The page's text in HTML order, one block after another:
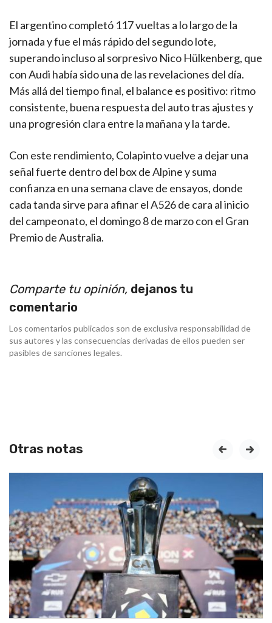
El argentino completó 117 vueltas a lo largo de la
jornada y fue el más rápido del segundo lote,
superando incluso al sorpresivo Nico Hülkenberg, que
con Audi había sido una de las revelaciones del día.
Más allá del tiempo final, el balance es positivo: ritmo
consistente, buena respuesta del auto tras ajustes y
una progresión clara entre la mañana y la tarde.
Con este rendimiento, Colapinto vuelve a dejar una
señal fuerte dentro del box de Alpine y suma
confianza en una semana clave de ensayos, donde
cada tanda sirve para afinar el A526 de cara al inicio
del campeonato, el domingo 8 de marzo con el Gran
Premio de Australia.
Comparte tu opinión, dejanos tu
comentario
Los comentarios publicados son de exclusiva responsabilidad de
sus autores y las consecuencias derivadas de ellos pueden ser
pasibles de sanciones legales.
Otras notas prev next